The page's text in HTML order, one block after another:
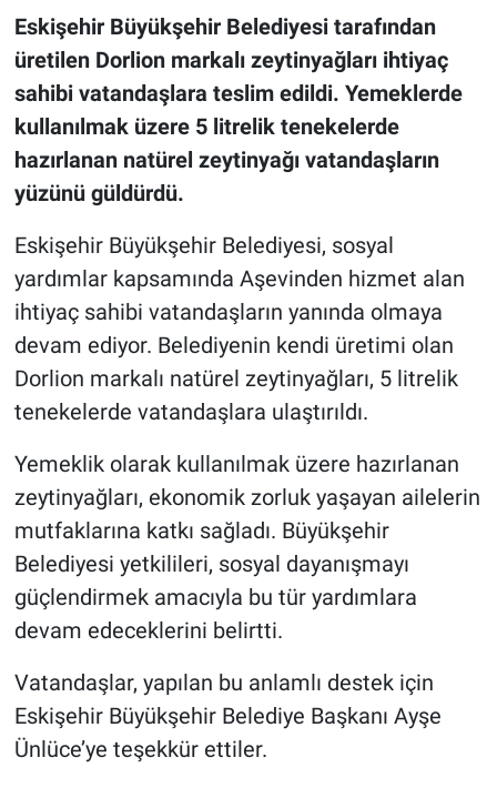
Eskişehir Büyükşehir Belediyesi tarafından
üretilen Dorlion markalı zeytinyağları ihtiyaç
sahibi vatandaşlara teslim edildi. Yemeklerde
kullanılmak üzere 5 litrelik tenekelerde
hazırlanan natürel zeytinyağı vatandaşların
yüzünü güldürdü.
Eskişehir Büyükşehir Belediyesi, sosyal
yardımlar kapsamında Aşevinden hizmet alan
ihtiyaç sahibi vatandaşların yanında olmaya
devam ediyor. Belediyenin kendi üretimi olan
Dorlion markalı natürel zeytinyağları, 5 litrelik
tenekelerde vatandaşlara ulaştırıldı.
Yemeklik olarak kullanılmak üzere hazırlanan
zeytinyağları, ekonomik zorluk yaşayan ailelerin
mutfaklarına katkı sağladı. Büyükşehir
Belediyesi yetkilileri, sosyal dayanışmayı
güçlendirmek amacıyla bu tür yardımlara
devam edeceklerini belirtti.
Vatandaşlar, yapılan bu anlamlı destek için
Eskişehir Büyükşehir Belediye Başkanı Ayşe
Ünlüce’ye teşekkür ettiler.
Bilim ve Teknoloji